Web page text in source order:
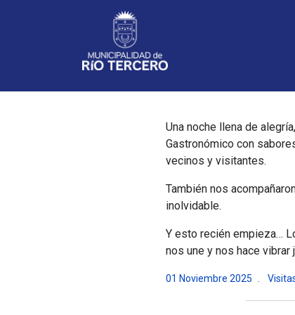
Una noche llena de
Gastronómico con
vecinos y visitantes.
También nos
inolvidable.
Y esto recién empieza…
nos une y nos hace vibrar
01 Noviembre 2025